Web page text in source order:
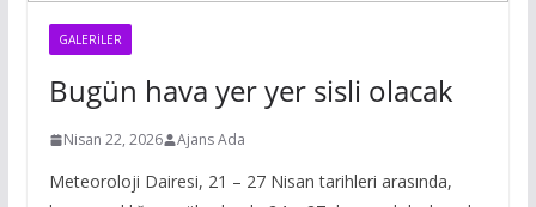
GALERILER
Bugün hava yer yer sisli olacak
Nisan 22, 2026 Ajans Ada
Meteoroloji Dairesi, 21 – 27 Nisan tarihleri arasında,